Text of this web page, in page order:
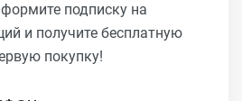
подписку на
и получите бесплатную
покупку!